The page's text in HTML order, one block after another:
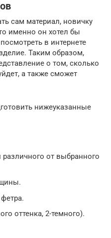
сам материал, новичку
именно он хотел бы
в интернете
Таким образом,
о том, сколько
а также сможет
нижеуказанные
от выбранного
оттенка, 2-темного).